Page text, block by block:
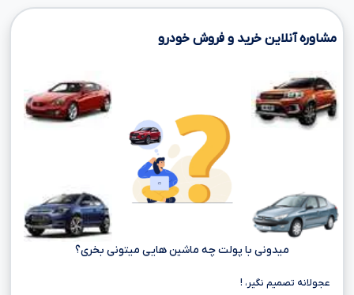
مشاوره آنلاین خرید و فروش خودرو
میدونی با پولت چه ماشین هایی میتونی بخری؟
عجولانه تصمیم نگیر، !